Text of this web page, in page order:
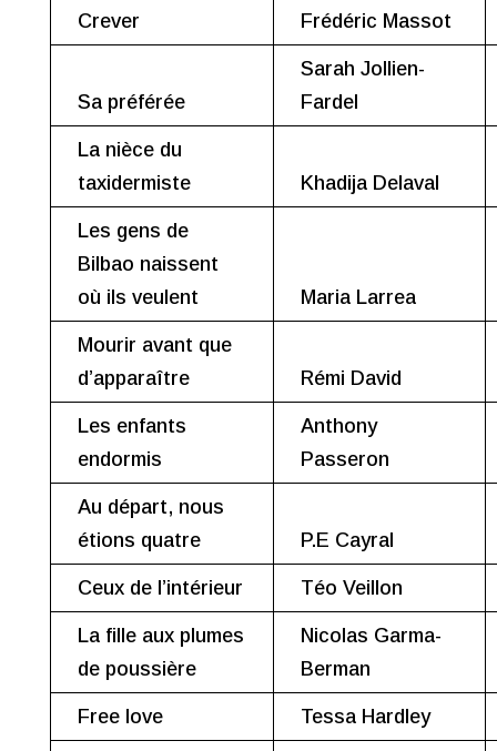
Crever
Frédéric Massot
Sa préférée
Sarah Jollien-
Fardel
La nièce du
taxidermiste
Khadija Delaval
Les gens de
Bilbao naissent
où ils veulent
Maria Larrea
Mourir avant que
d’apparaître
Rémi David
Les enfants
endormis
Anthony
Passeron
Au départ, nous
étions quatre
P.E Cayral
Ceux de l’intérieur Téo Veillon
La fille aux plumes
de poussière
Nicolas Garma-
Berman
Free love Tessa Hardley